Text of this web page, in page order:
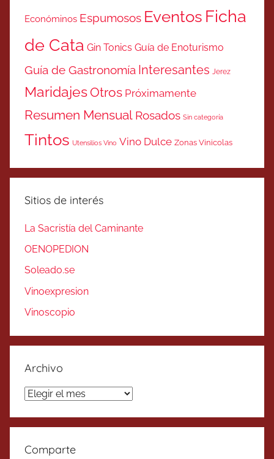
Económinos Espumosos Eventos Ficha
de Cata Gin Tonics Guía de Enoturismo
Guía de Gastronomía Interesantes Jerez
MaridajesOtros Próximamente
Resumen Mensual Rosados Sin categoría
Tintos Utensilios Vino Vino Dulce Zonas Vinicolas
Sitios de interés
La Sacristía del Caminante
OENOPEDION
Soleado.se
Vinoexpresion
Vinoscopio
Archivo
Archivo
Comparte